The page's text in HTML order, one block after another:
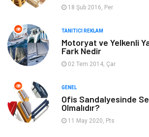
Müzik
Gayrimenkul
Genel Kültür Emlak
18 Şub 2016, Per
TANITICI REKLAM
Motoryat ve Yelkenli
Fark Nedir
02 Tem 2014, Çar
GENEL
Ofis Sandalyesinde
Olmalıdır?
11 May 2020, Pts